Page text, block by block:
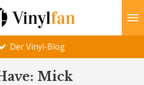
Der Vinyl-Blog
Mick